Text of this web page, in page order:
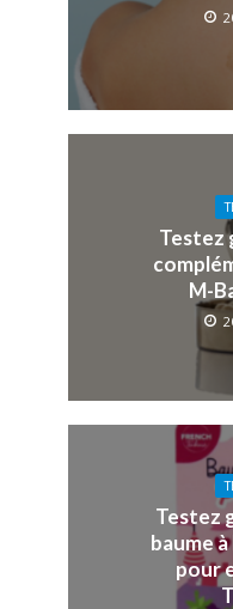
Testez
M-
Testez
baume
pour